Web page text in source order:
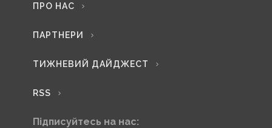
ПРО НАС
ПАРТНЕРИ
ТИЖНЕВИЙ ДАЙДЖЕСТ
RSS
Підписуйтесь на нас: